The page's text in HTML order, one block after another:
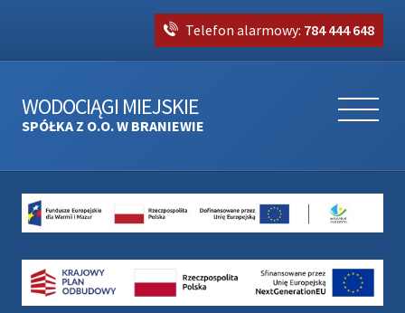
Telefon alarmowy: 784 444 648
WODOCIĄGI MIEJSKIE
SPÓŁKA Z O.O. W BRANIEWIE